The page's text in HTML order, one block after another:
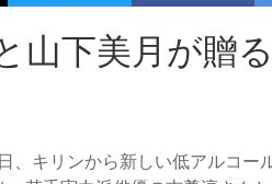
山下美月が贈
、キリンから新しい低アルコー